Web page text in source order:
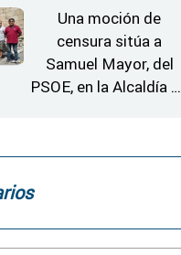
Una moción de
censura sitúa a
Samuel Mayor, del
PSOE, en la Alcaldía de